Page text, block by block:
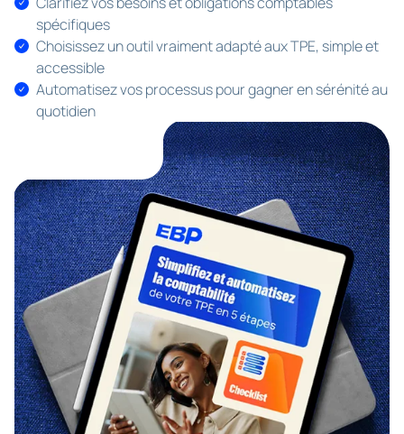
spécifiques
Choisissez un outil vraiment adapté aux TPE, simple et
accessible
Automatisez vos processus pour gagner en sérénité au
quotidien